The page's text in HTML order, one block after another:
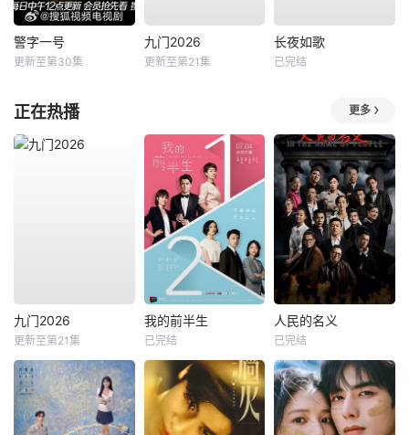
警字一号
更新至第30集
九门2026
更新至第21集
长夜如歌
已完结
正在热播 更多
九门2026
更新至第21集
我的前半生
已完结
人民的名义
已完结